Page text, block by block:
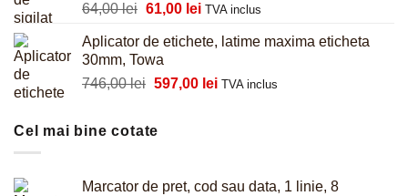
781,00 lei.
64,00lei Prețul
a
fost:
64,00 lei.
61,00 leiPrețul
este:
TVA inclus
Aplicator de etichete, latime maxima eticheta
30mm, Towa
746,00lei Prețul
fost:
597,00 leiPrețul
TVA inclus
Cel mai bine cotate
Marcator de pret, cod sau data, 1 linie, 8